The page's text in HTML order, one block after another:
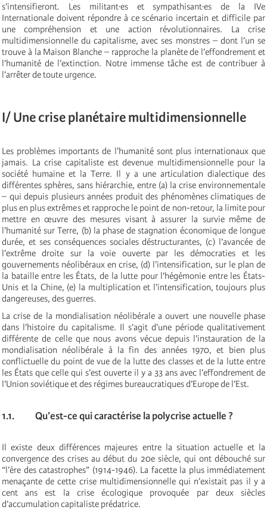
s’intensifieront. Les militant·es et sympathisant·es de la IVe
Internationale doivent répondre à ce scénario incertain et difficile par
une compréhension et une action révolutionnaires. La crise
multidimensionnelle du capitalisme, avec ses monstres – dont l’un se
trouve à la Maison Blanche – rapproche la planète de l’effondrement et
l’humanité de l’extinction. Notre immense tâche est de contribuer à
l’arrêter de toute urgence.
I/ Une crise planétaire multidimensionnelle
Les problèmes importants de l'humanité sont plus internationaux que
jamais. La crise capitaliste est devenue multidimensionnelle pour la
société humaine et la Terre. Il y a une articulation dialectique des
différentes sphères, sans hiérarchie, entre (a) la crise environnementale
– qui depuis plusieurs années produit des phénomènes climatiques de
plus en plus extrêmes et rapproche le point de non-retour, la limite pour
mettre en œuvre des mesures visant à assurer la survie même de
l’humanité sur Terre, (b) la phase de stagnation économique de longue
durée, et ses conséquences sociales déstructurantes, (c) l’avancée de
l’extrême droite sur la voie ouverte par les démocraties et les
gouvernements néolibéraux en crise, (d) l’intensification, sur le plan de
la bataille entre les États, de la lutte pour l’hégémonie entre les États-
Unis et la Chine, (e) la multiplication et l’intensification, toujours plus
dangereuses, des guerres.
La crise de la mondialisation néolibérale a ouvert une nouvelle phase
dans l’histoire du capitalisme. Il s’agit d’une période qualitativement
différente de celle que nous avons vécue depuis l’instauration de la
mondialisation néolibérale à la fin des années 1970, et bien plus
conflictuelle du point de vue de la lutte des classes et de la lutte entre
les États que celle qui s’est ouverte il y a 33 ans avec l’effondrement de
l’Union soviétique et des régimes bureaucratiques d’Europe de l’Est.
1.1. Qu’est-ce qui caractérise la polycrise actuelle ?
Il existe deux différences majeures entre la situation actuelle et la
convergence des crises au début du 20e siècle, qui ont débouché sur
“l’ère des catastrophes” (1914-1946). La facette la plus immédiatement
menaçante de cette crise multidimensionnelle qui n’existait pas il y a
cent ans est la crise écologique provoquée par deux siècles
d’accumulation capitaliste prédatrice.